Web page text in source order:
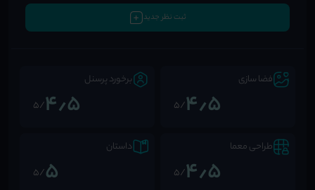
ثبت نظر جدید
فضا سازی
4٫5/5
برخورد پرسنل
4٫5/5
طراحی معما
4٫5/5
داستان
5
/5